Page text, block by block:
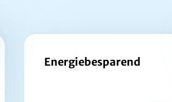
Energiebesparend